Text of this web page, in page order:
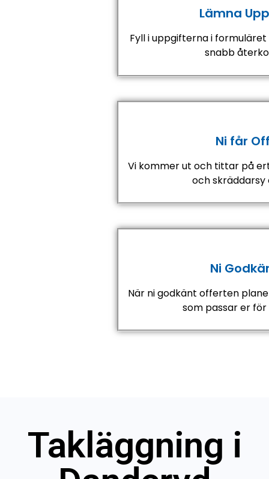
Lämna
Fyll i uppgifterna i
snabb
Ni får
Vi kommer ut och tittar på
ochskräddarsy
Ni
När ni godkänt offerten
som passar er
Takläggning i